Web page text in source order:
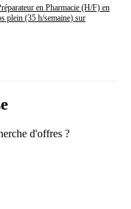
en Pharmacie (H/F) en
plein (35 h/semaine) sur
d'offres ?